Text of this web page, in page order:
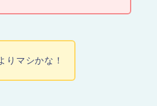
りマシかな！